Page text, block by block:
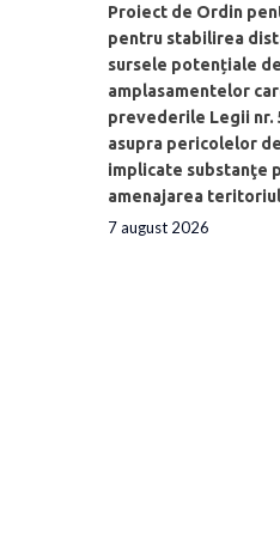
Proiect de Ordin
pentru stabilirea
sursele potențiale
amplasamentelor
prevederile Legii nr.
asupra pericolelor
implicate substanţe
amenajarea
7 august 2026